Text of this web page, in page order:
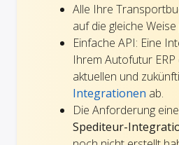
Alle Ihre
auf die gleiche
Einfache API: Eine
Ihrem Autofutur
aktuellen und
Integrationen ab.
Die Anforderung
Spediteur-